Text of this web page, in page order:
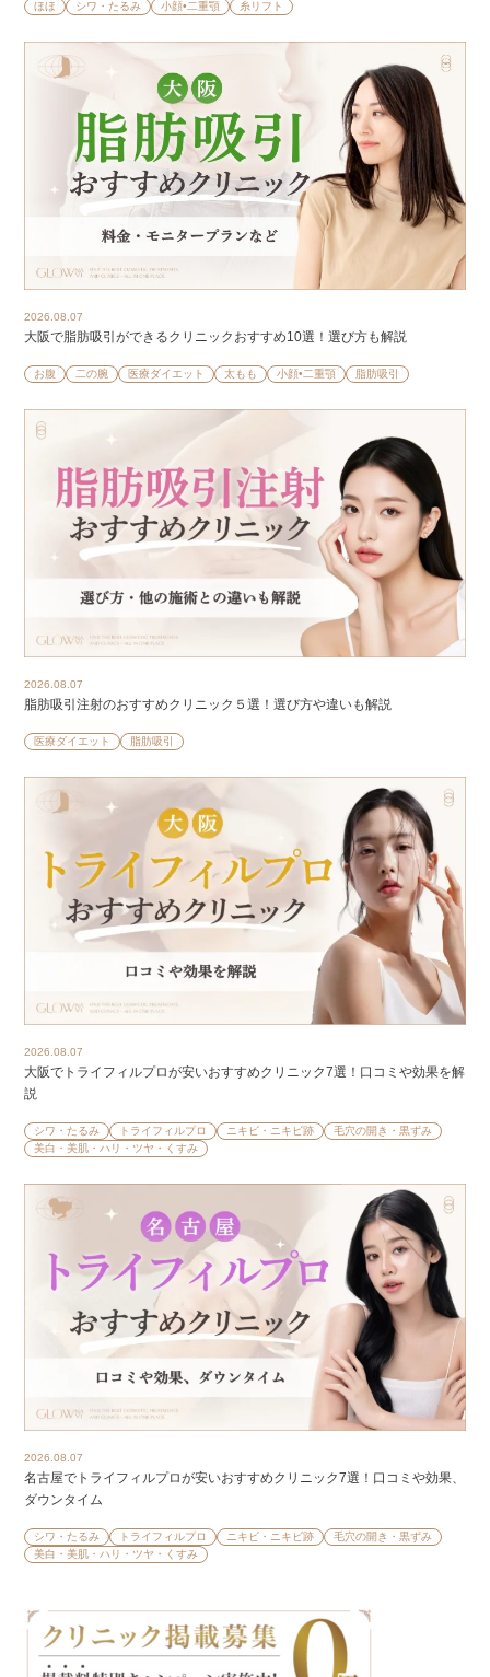
ほほ シワ・たるみ 小顔•二重顎 糸リフト
2026.08.07
大阪で脂肪吸引ができるクリニックおすすめ10選！選び方も解説
お腹 二の腕 医療ダイエット 太もも 小顔•二重顎 脂肪吸引
2026.08.07
脂肪吸引注射のおすすめクリニック５選！選び方や違いも解説
医療ダイエット 脂肪吸引
2026.08.07
大阪でトライフィルプロが安いおすすめクリニック7選！口コミや効果を解
説
シワ・たるみ トライフィルプロ ニキビ・ニキビ跡
毛穴の開き・黒ずみ
美白・美肌・ハリ・ツヤ・くすみ
2026.08.07
名古屋でトライフィルプロが安いおすすめクリニック7選！口コミや効果、
ダウンタイム
シワ・たるみ トライフィルプロ ニキビ・ニキビ跡
毛穴の開き・黒ずみ
美白・美肌・ハリ・ツヤ・くすみ